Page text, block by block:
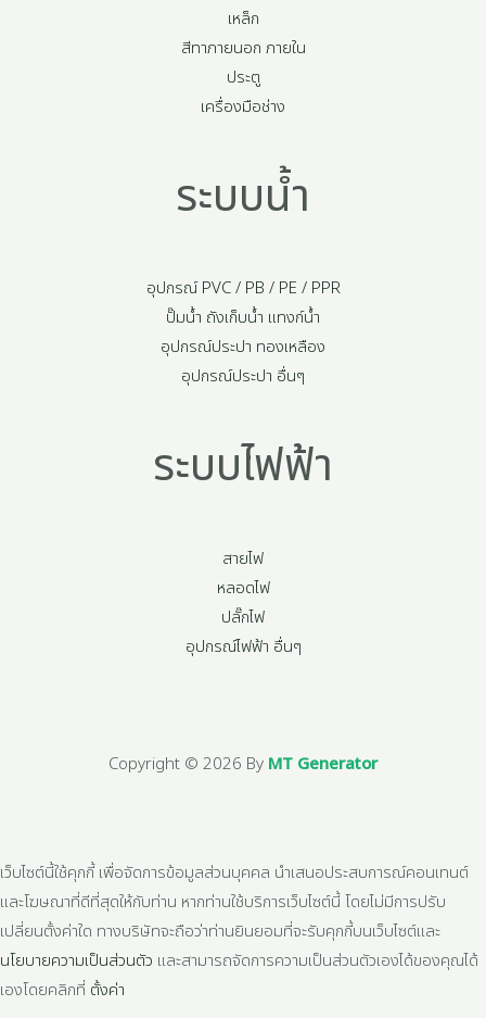
เหล็ก
สีทาภายนอก ภายใน
ประตู
เครื่องมือช่าง
ระบบน้ำ
อุปกรณ์ PVC / PB / PE / PPR
ปั๊มน้ำ ถังเก็บน้ำ แทงก์น้ำ
อุปกรณ์ประปา ทองเหลือง
อุปกรณ์ประปา อื่นๆ
ระบบไฟฟ้า
สายไฟ
หลอดไฟ
ปลั๊กไฟ
อุปกรณ์ไฟฟ้า อื่นๆ
Copyright © 2026 By MT Generator
เว็บไซต์นี้ใช้คุกกี้ เพื่อจัดการข้อมูลส่วนบุคคล นำเสนอประสบการณ์คอนเทนต์
และโฆษณาที่ดีที่สุดให้กับท่าน หากท่านใช้บริการเว็บไซต์นี้ โดยไม่มีการปรับ
เปลี่ยนตั้งค่าใด ทางบริษัทจะถือว่าท่านยินยอมที่จะรับคุกกี้บนเว็บไซต์และ
นโยบายความเป็นส่วนตัว และสามารถจัดการความเป็นส่วนตัวเองได้ของคุณได้
เองโดยคลิกที่ ตั้งค่า